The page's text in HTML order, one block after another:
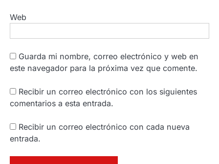
Web
Guarda mi nombre, correo electrónico y web en
este navegador para la próxima vez que comente.
Recibir un correo electrónico con los siguientes
comentarios a esta entrada.
Recibir un correo electrónico con cada nueva
entrada.